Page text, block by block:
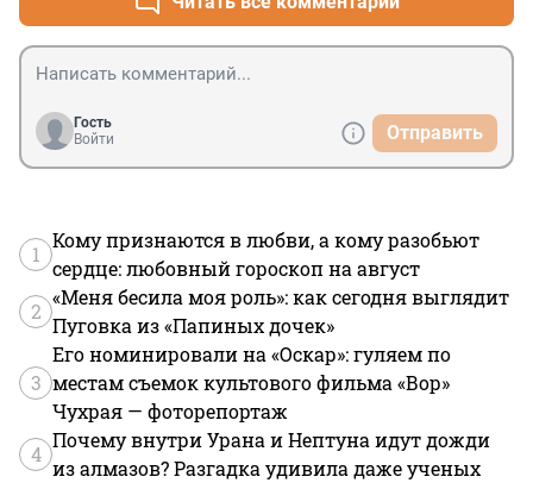
Гость
Войти
Отправить
1
Кому признаются в любви, а кому разобьют
сердце: любовный гороскоп на август
2
«Меня бесила моя роль»: как сегодня выглядит
Пуговка из «Папиных дочек»
3
Его номинировали на «Оскар»: гуляем по
местам съемок культового фильма «Вор»
Чухрая — фоторепортаж
4
Почему внутри Урана и Нептуна идут дожди
из алмазов? Разгадка удивила даже ученых